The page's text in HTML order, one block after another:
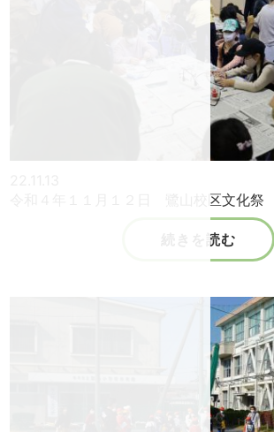
令和４年１１月１２日 鷺山校区文化祭
続きを読む